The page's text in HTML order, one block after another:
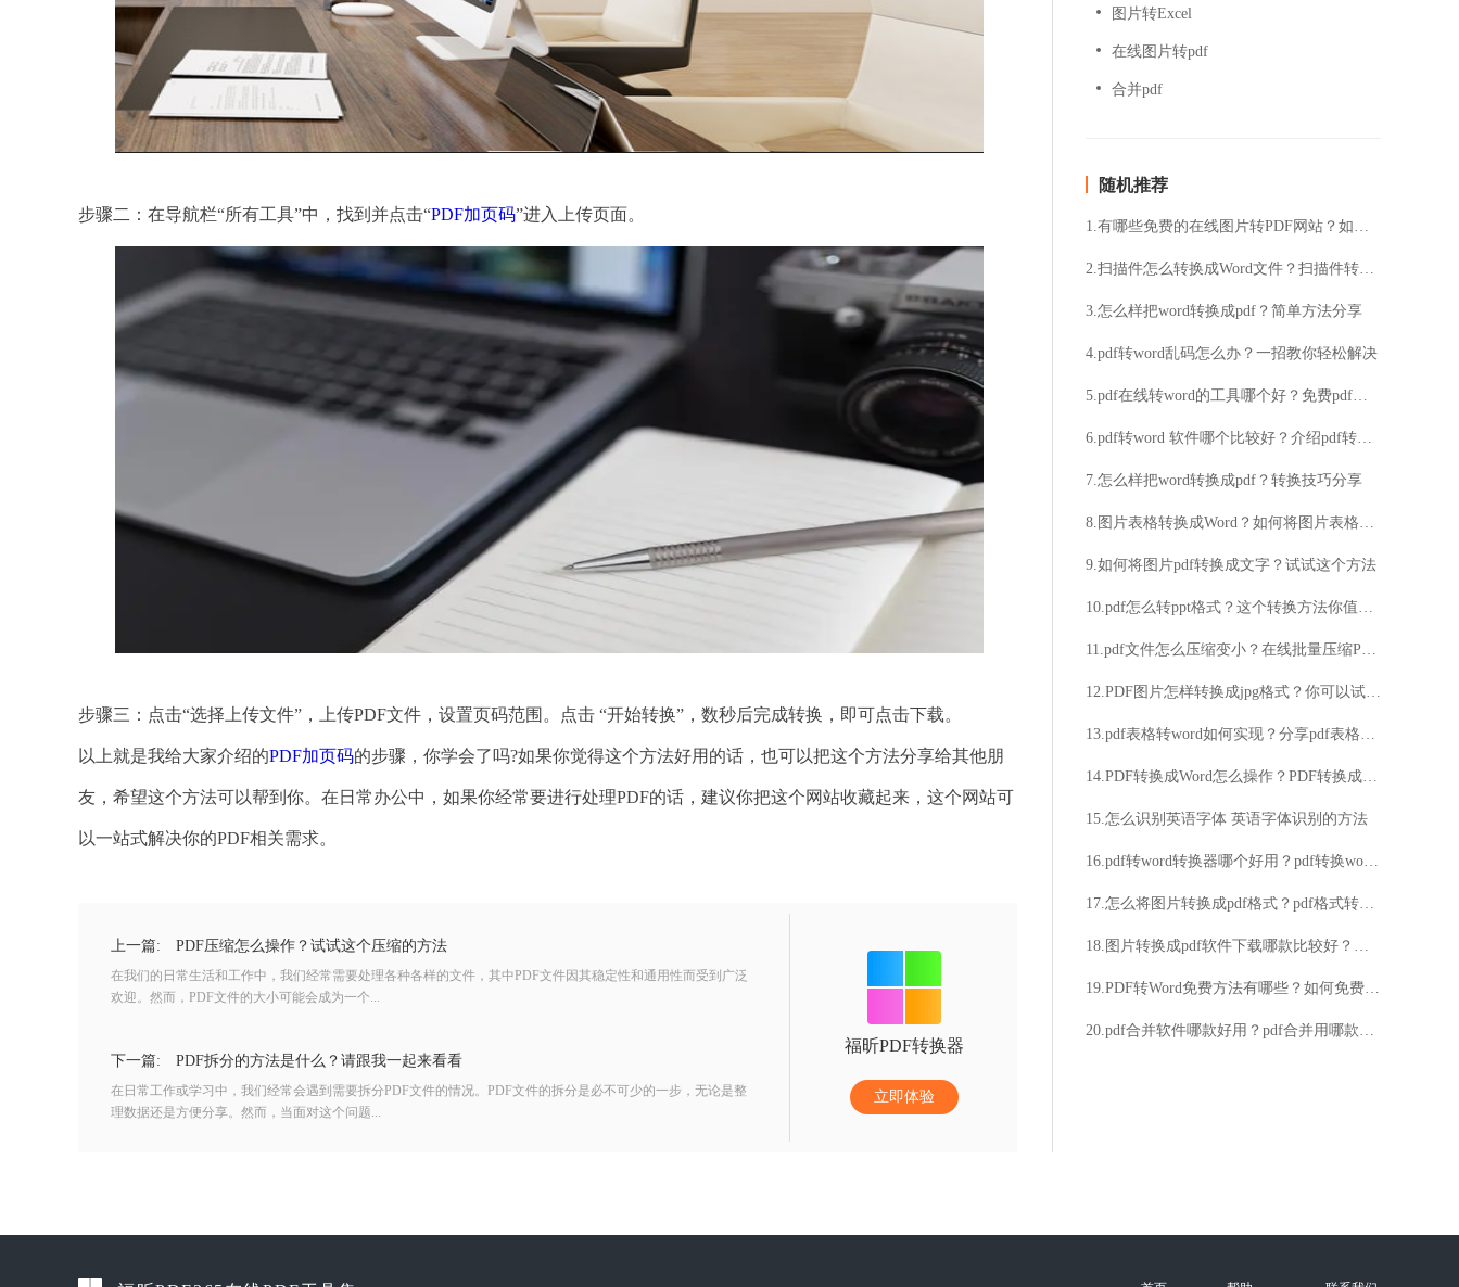
步骤二：在导航栏“所有工具”中，找到并点击“PDF加页码”进入上传页面。
步骤三：点击“选择上传文件”，上传PDF文件，设置页码范围。点击 “开始转换”，数秒后完成转换，即可点击下载。
以上就是我给大家介绍的PDF加页码的步骤，你学会了吗?如果你觉得这个方法好用的话，也可以把这个方法分享给其他朋
友，希望这个方法可以帮到你。在日常办公中，如果你经常要进行处理PDF的话，建议你把这个网站收藏起来，这个网站可
以一站式解决你的PDF相关需求。
上一篇: PDF压缩怎么操作？试试这个压缩的方法
在我们的日常生活和工作中，我们经常需要处理各种各样的文件，其中PDF文件因其稳定性和通用性而受到广泛
欢迎。然而，PDF文件的大小可能会成为一个...
下一篇: PDF拆分的方法是什么？请跟我一起来看看
在日常工作或学习中，我们经常会遇到需要拆分PDF文件的情况。PDF文件的拆分是必不可少的一步，无论是整
理数据还是方便分享。然而，当面对这个问题...
福昕PDF转换器
立即体验
图片转Excel
在线图片转pdf
合并pdf
随机推荐
1.有哪些免费的在线图片转PDF网站？如何选择一个可靠的在线图片转PDF网站？
2.扫描件怎么转换成Word文件？扫描件转换成Word详细教程分享
3.怎么样把word转换成pdf？简单方法分享
4.pdf转word乱码怎么办？一招教你轻松解决
5.pdf在线转word的工具哪个好？免费pdf转word在线方法详解
6.pdf转word 软件哪个比较好？介绍pdf转word操作步骤
7.怎么样把word转换成pdf？转换技巧分享
8.图片表格转换成Word？如何将图片表格转换成Word？
9.如何将图片pdf转换成文字？试试这个方法
10.pdf怎么转ppt格式？这个转换方法你值得拥有
11.pdf文件怎么压缩变小？在线批量压缩PDF文件步骤介绍
12.PDF图片怎样转换成jpg格式？你可以试试这个方法
13.pdf表格转word如何实现？分享pdf表格转word的转换方法！
14.PDF转换成Word怎么操作？PDF转换成Word这样做很简单
15.怎么识别英语字体 英语字体识别的方法
16.pdf转word转换器哪个好用？pdf转换word操作步骤详解
17.怎么将图片转换成pdf格式？pdf格式转换成jpg格式操作分享
18.图片转换成pdf软件下载哪款比较好？分享图片转pdf方法
19.PDF转Word免费方法有哪些？如何免费将PDF转为Word？
20.pdf合并软件哪款好用？pdf合并用哪款软件有效？